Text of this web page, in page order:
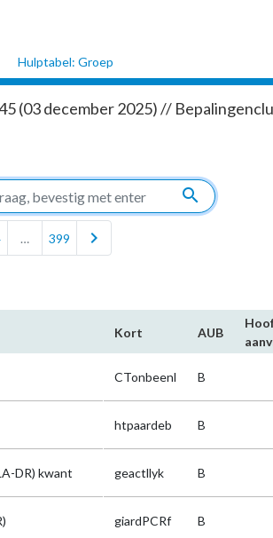
Hulptabel: Groep
(03 december 2025) //
search
… 399 chevron_right
Kort AUB
CTonbeenl B
htpaardeb B
DR) kwant geactllyk B
giardPCRf B